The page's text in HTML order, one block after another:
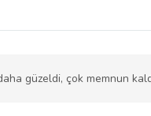
güzeldi, çok memnun